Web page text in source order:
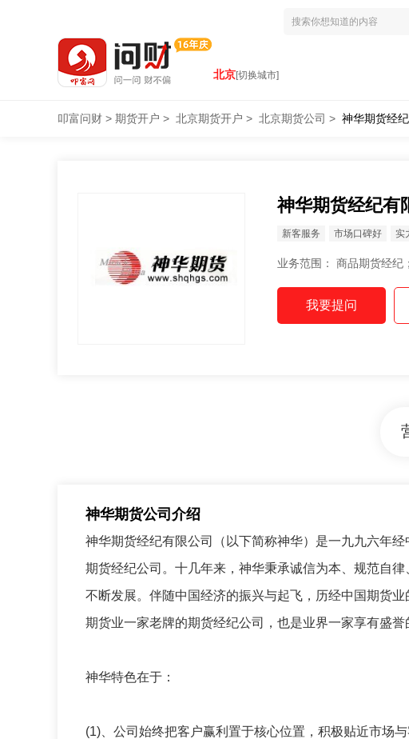
北京[切换城市]
叩富问财 > 期货开户 > 北京期货开户 > 北京期货公司 > 神华期货经
神华期货经纪有
新客服务 市场口碑好 实
业务范围： 商品
神华期货公司介绍
神华期货经纪有限公司（以下简称神华）是一九九六年
期货经纪公司。十几年来，神华秉承诚信为本、规范自
不断发展。伴随中国经济的振兴与起飞，历经中国期货
期货业一家老牌的期货经纪公司，也是业界一家享有盛誉
神华特色在于：
(1)、公司始终把客户赢利置于核心位置，积极贴近市场